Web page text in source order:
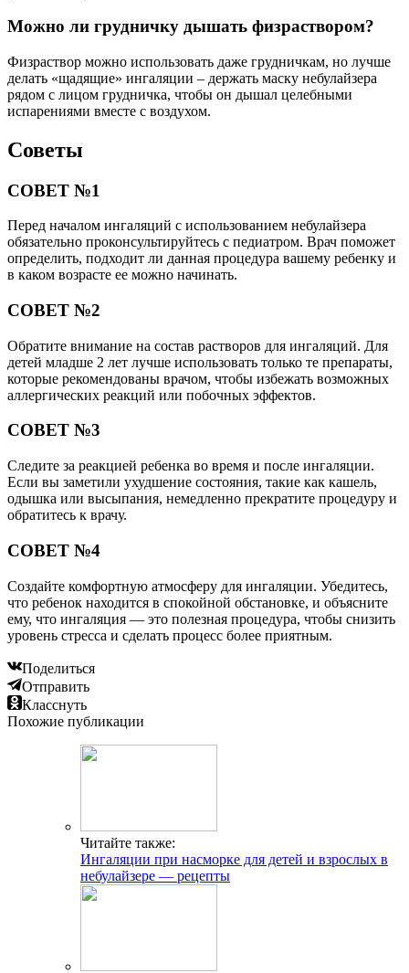
Можно ли грудничку дышать физраствором?
Физраствор можно использовать даже грудничкам, но лучше
делать «щадящие» ингаляции – держать маску небулайзера
рядом с лицом грудничка, чтобы он дышал целебными
испарениями вместе с воздухом.
Советы
СОВЕТ №1
Перед началом ингаляций с использованием небулайзера
обязательно проконсультируйтесь с педиатром. Врач поможет
определить, подходит ли данная процедура вашему ребенку и
в каком возрасте ее можно начинать.
СОВЕТ №2
Обратите внимание на состав растворов для ингаляций. Для
детей младше 2 лет лучше использовать только те препараты,
которые рекомендованы врачом, чтобы избежать возможных
аллергических реакций или побочных эффектов.
СОВЕТ №3
Следите за реакцией ребенка во время и после ингаляции.
Если вы заметили ухудшение состояния, такие как кашель,
одышка или высыпания, немедленно прекратите процедуру и
обратитесь к врачу.
СОВЕТ №4
Создайте комфортную атмосферу для ингаляции. Убедитесь,
что ребенок находится в спокойной обстановке, и объясните
ему, что ингаляция — это полезная процедура, чтобы снизить
уровень стресса и сделать процесс более приятным.
Поделиться
Отправить
Класснуть
Похожие публикации
Читайте также:
Ингаляции при насморке для детей и взрослых в
небулайзере — рецепты